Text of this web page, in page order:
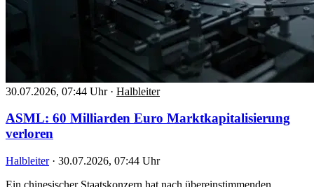
30.07.2026, 07:44 Uhr · Halbleiter
ASML: 60 Milliarden Euro Marktkapitalisierung
verloren
Halbleiter · 30.07.2026, 07:44 Uhr
Ein chinesischer Staatskonzern hat nach übereinstimmenden